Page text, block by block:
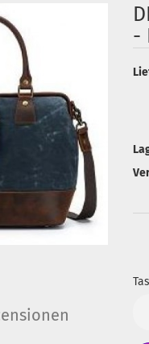
-